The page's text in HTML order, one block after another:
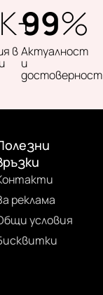
K+
в
99%
Актуалност
и
достоверност
реклама
условия